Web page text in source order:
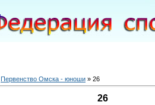
Первенство Омска - юноши » 26
26